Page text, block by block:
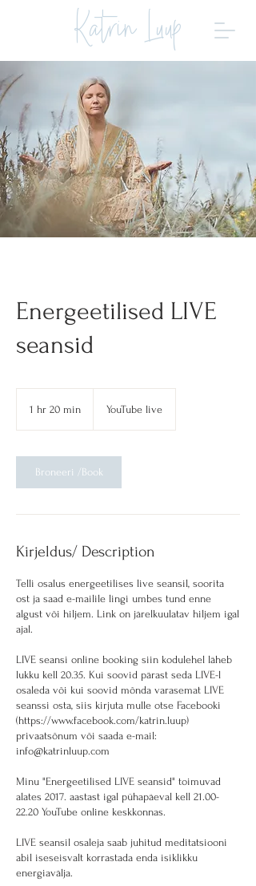
Katrin Luup
Energeetilised LIVE
seansid
1 hr 20 min
0
m
i
YouTube live
Broneeri /Book
Kirjeldus/ Description
Telli osalus energeetilises live seansil, soorita
ost ja saad e-mailile lingi umbes tund enne
algust või hiljem. Link on järelkuulatav hiljem igal
ajal.
LIVE seansi online booking siin kodulehel läheb
lukku kell 20.35. Kui soovid pärast seda LIVE-l
osaleda või kui soovid mõnda varasemat LIVE
seanssi osta, siis kirjuta mulle otse Facebooki
(https://www.facebook.com/katrin.luup)
privaatsõnum või saada e-mail:
info@katrinluup.com
Minu "Energeetilised LIVE seansid" toimuvad
alates 2017. aastast igal pühapäeval kell 21.00-
22.20 YouTube online keskkonnas.
LIVE seansil osaleja saab juhitud meditatsiooni
abil iseseisvalt korrastada enda isiklikku
energiavälja.